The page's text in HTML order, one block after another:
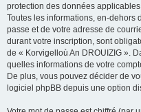
protection des données
Toutes les informations, en-dehors
passe et de votre adresse de
durant votre inscription, sont
de « Korvigelloù An DROUIZIG ».
quelles informations de votre
De plus, vous pouvez décider de
logiciel phpBB depuis une option